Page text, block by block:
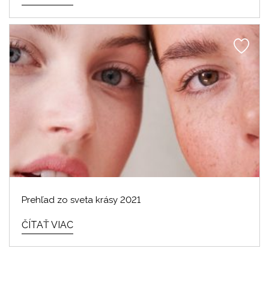
Prehľad zo sveta krásy 2021
ČÍTAŤ VIAC